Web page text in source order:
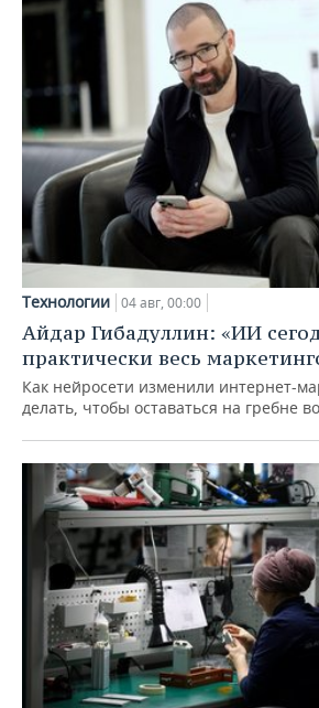
Технологии 04 авг, 00:00
Айдар Гибадуллин: «ИИ
практически весь
Как нейросети изменили интернет-
делать, чтобы оставаться на гребне